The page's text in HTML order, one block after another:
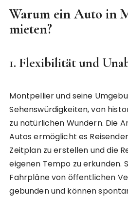
Warum ein Auto in
mieten?
1. Flexibilität und
Montpellier und seine
Sehenswürdigkeiten, von
zu natürlichen Wundern. Die
Autos ermöglicht es
Zeitplan zu erstellen und die
eigenen Tempo zu erkunden.
Fahrpläne von öffentlichen
gebunden und können